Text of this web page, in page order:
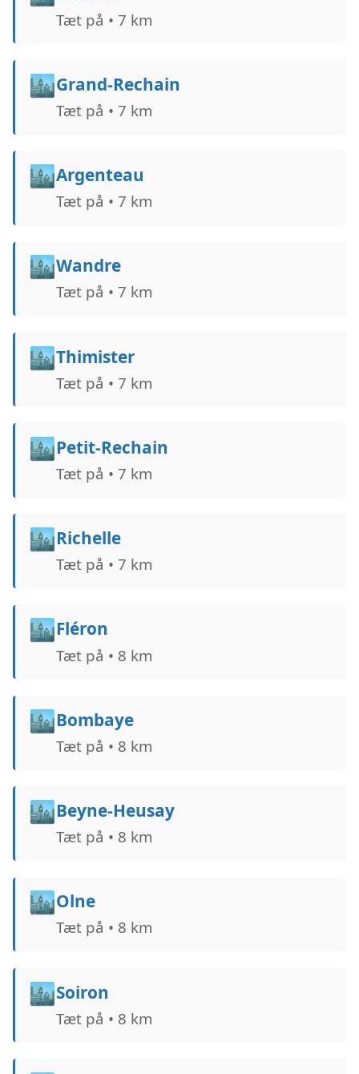
Tæt på • 7 km
🏙️Grand-Rechain
Tæt på • 7 km
🏙️Argenteau
Tæt på • 7 km
🏙️Wandre
Tæt på • 7 km
🏙️Thimister
Tæt på • 7 km
🏙️Petit-Rechain
Tæt på • 7 km
🏙️Richelle
Tæt på • 7 km
🏙️Fléron
Tæt på • 8 km
🏙️Bombaye
Tæt på • 8 km
🏙️Beyne-Heusay
Tæt på • 8 km
🏙️Olne
Tæt på • 8 km
🏙️Soiron
Tæt på • 8 km